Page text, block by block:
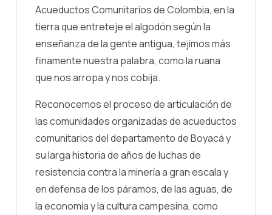
Acueductos Comunitarios de Colombia, en la
tierra que entreteje el algodón según la
enseñanza de la gente antigua, tejimos más
finamente nuestra palabra, como la ruana
que nos arropa y nos cobija.
Reconocemos el proceso de articulación de
las comunidades organizadas de acueductos
comunitarios del departamento de Boyacá y
su larga historia de años de luchas de
resistencia contra la minería a gran escala y
en defensa de los páramos, de las aguas, de
la economía y la cultura campesina, como